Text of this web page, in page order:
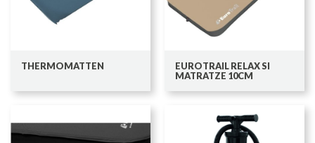
THERMOMATTEN
EUROTRAIL RELAX SI
MATRATZE 10CM